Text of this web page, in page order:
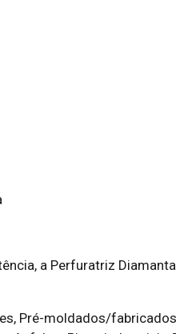
a Perfuratriz
Pré-moldados/